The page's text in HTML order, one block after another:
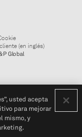
(en inglés)
Global
usted acepta
para mejorar
mismo, y